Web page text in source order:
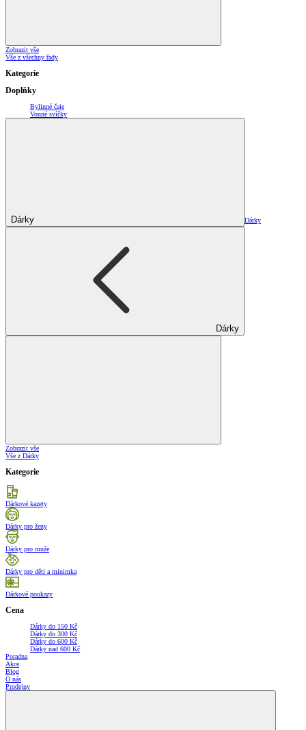
Zobrazit vše
Vše z všechny řady
Kategorie
Doplňky
Bylinné čaje
Vonné svíčky
Dárky Dárky
Dárky
Zobrazit vše
Vše z Dárky
Kategorie
Dárkové kazety
Dárky pro ženy
Dárky pro muže
Dárky pro děti a minimka
Dárkové poukazy
Cena
Dárky do 150 Kč
Dárky do 300 Kč
Dárky do 600 Kč
Dárky nad 600 Kč
Poradna
Akce
Blog
O nás
Prodejny